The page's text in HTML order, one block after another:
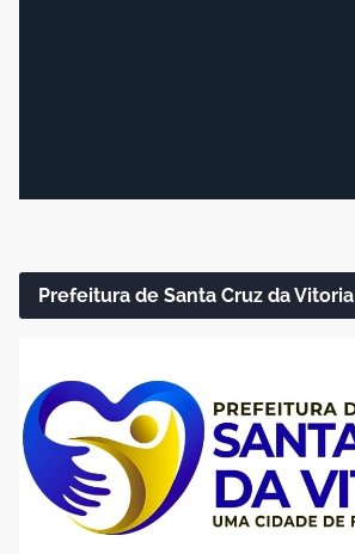
Prefeitura de Santa Cruz da Vitoria